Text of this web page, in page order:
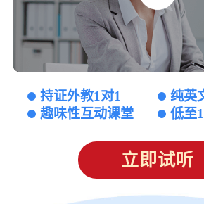
持证外教1对1
纯英
趣味性互动课堂
低至
立即试听